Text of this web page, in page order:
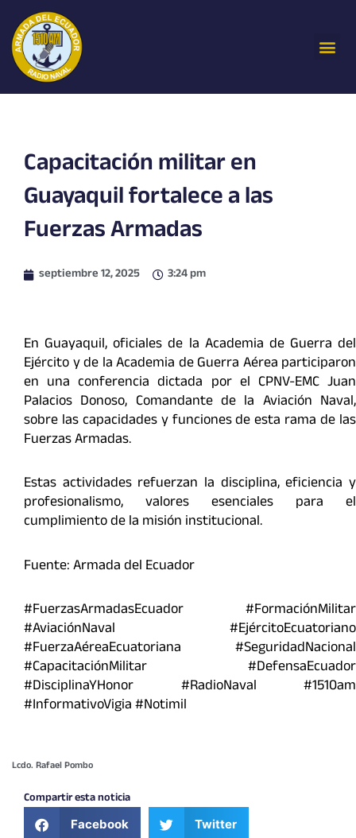
contenido
Capacitación militar en
Guayaquil fortalece a las
Fuerzas Armadas
septiembre 12, 2025 3:24 pm
En Guayaquil, oficiales de la Academia de Guerra del
Ejército y de la Academia de Guerra Aérea participaron
en una conferencia dictada por el CPNV-EMC Juan
Palacios Donoso, Comandante de la Aviación Naval,
sobre las capacidades y funciones de esta rama de las
Fuerzas Armadas.
Estas actividades refuerzan la disciplina, eficiencia y
profesionalismo, valores esenciales para el
cumplimiento de la misión institucional.
Fuente: Armada del Ecuador
#FuerzasArmadasEcuador #FormaciónMilitar
#AviaciónNaval #EjércitoEcuatoriano
#FuerzaAéreaEcuatoriana #SeguridadNacional
#CapacitaciónMilitar #DefensaEcuador
#DisciplinaYHonor #RadioNaval #1510am
#InformativoVigia #Notimil
Lcdo. Rafael Pombo
Compartir esta noticia
Facebook Twitter